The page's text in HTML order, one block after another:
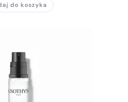
do koszyka